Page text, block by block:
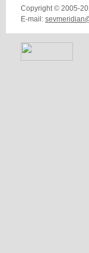
Copyright © 2005-
E-mail: